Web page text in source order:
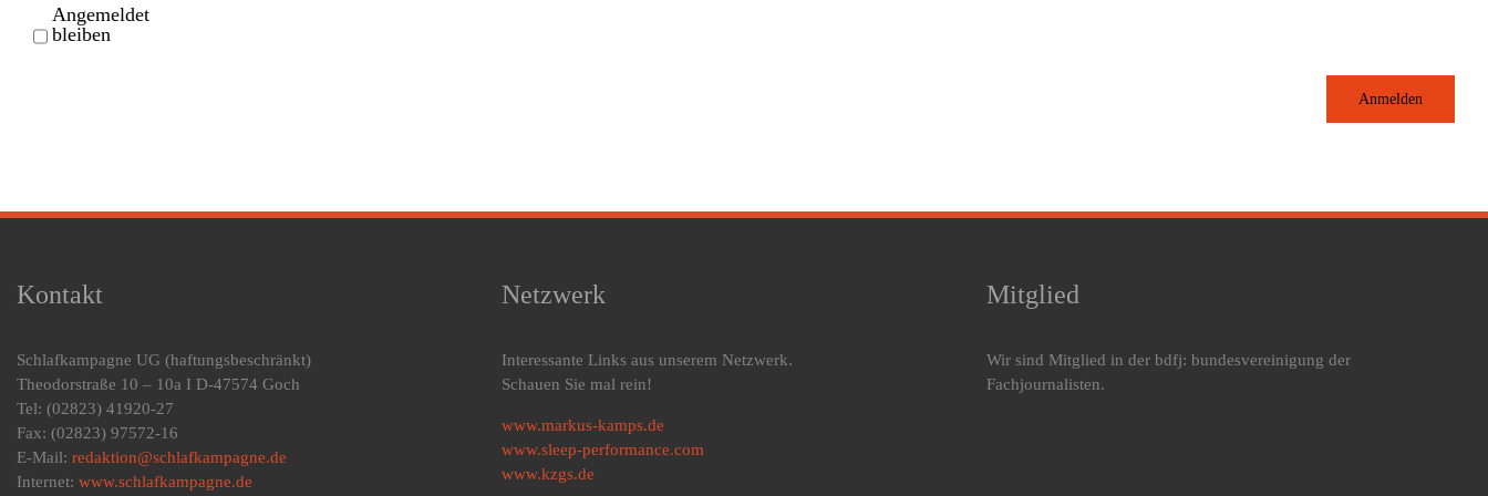
Angemeldet
bleiben
Anmelden
Kontakt
Schlafkampagne UG (haftungsbeschränkt)
Theodorstraße 10 – 10a I D-47574 Goch
Tel: (02823) 41920-27
Fax: (02823) 97572-16
E-Mail: redaktion@schlafkampagne.de
Internet: www.schlafkampagne.de
Netzwerk
Interessante Links aus unserem Netzwerk.
Schauen Sie mal rein!
www.markus-kamps.de
www.sleep-performance.com
www.kzgs.de
Mitglied
Wir sind Mitglied in der bdfj: bundesvereinigung der
Fachjournalisten.